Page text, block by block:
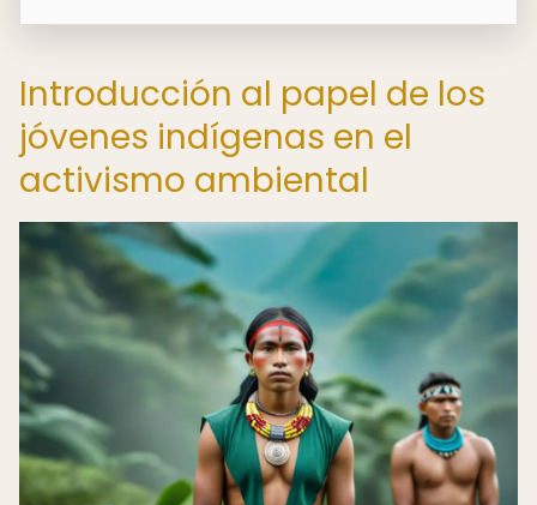
Introducción al papel de los
jóvenes indígenas en el
activismo ambiental